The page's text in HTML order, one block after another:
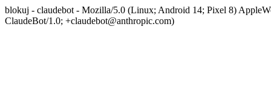
blokuj - claudebot - Mozilla/5.0 (Linux; Android 14; Pixel 8)
ClaudeBot/1.0; +claudebot@anthropic.com)